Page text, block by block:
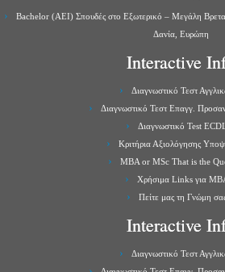
Bachelor (ΑΕΙ) Σπουδές στο Εξωτερικό – Μεγάλη
Δανία, Ευρώπη
Interactive
Διαγνωστικό Τεστ
Διαγνωστικό Τεστ Επαγγ.
Διαγνωστικό Test
Κριτήρια Αξιολόγησης
MBA or MSc That is the
Χρήσιμα Links για
Πείτε μας τη Γνώμη
Interactive
Διαγνωστικό Τεστ